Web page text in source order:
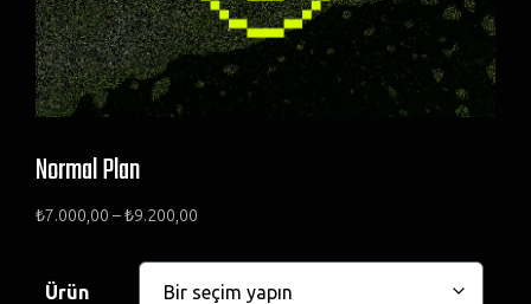
Normal Plan
₺7.000,00 –₺9.200,00
Ürün